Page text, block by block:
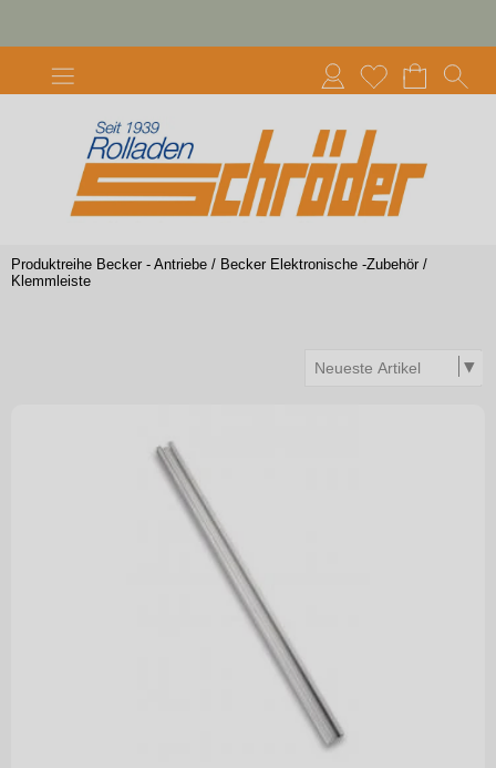
Produktreihe Becker - Antriebe / Becker Elektronische -Zubehör /
Klemmleiste